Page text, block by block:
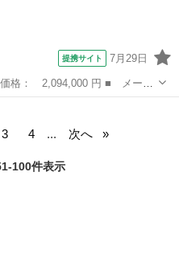
提携サイト 7月29日
ー ■ グレード名： プレミ
3 4 ... 次へ
100件表示